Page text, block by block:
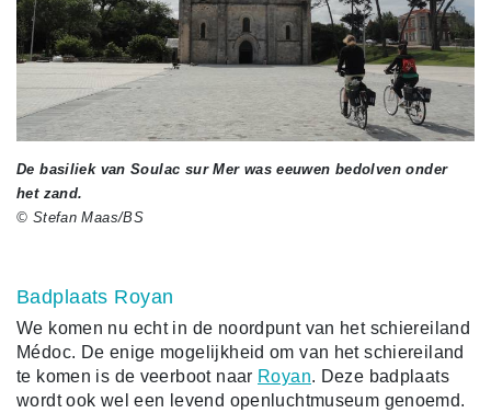
De basiliek van Soulac sur Mer was eeuwen bedolven onder
het zand.
© Stefan Maas/BS
Badplaats Royan
We komen nu echt in de noordpunt van het schiereiland
Médoc. De enige mogelijkheid om van het schiereiland
te komen is de veerboot naar Royan. Deze badplaats
wordt ook wel een levend openluchtmuseum genoemd.